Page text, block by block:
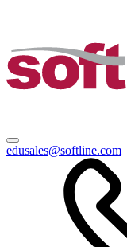
edusales@softline.com